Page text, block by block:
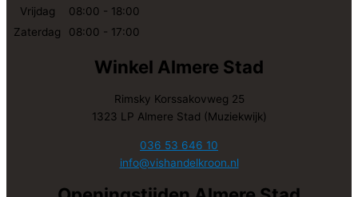
Vrijdag
08:00 - 18:00
Zaterdag
08:00 - 17:00
Winkel Almere Stad
Rimsky Korssakovweg 25
1323 LP Almere Stad (Muziekwijk)
036 53 646 10
info@vishandelkroon.nl